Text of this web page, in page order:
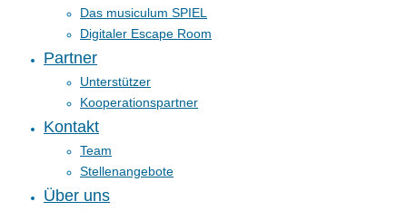
Das musiculum SPIEL
Digitaler Escape Room
Partner
Unterstützer
Kooperationspartner
Kontakt
Team
Stellenangebote
Über uns